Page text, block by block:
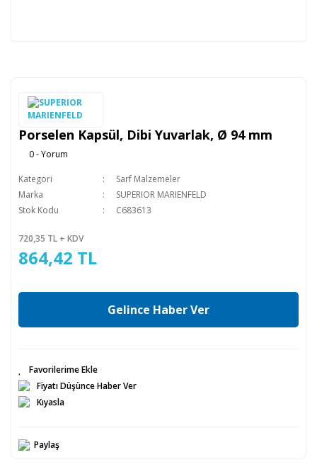
Porselen Kapsül, Dibi Yuvarlak, Ø 94 mm
0 - Yorum
Kategori
Sarf Malzemeler
Marka
SUPERIOR MARIENFELD
Stok Kodu
C683613
720,35 TL + KDV
864,42 TL
Gelince Haber Ver
Fiyatı Düşünce Haber Ver
Kıyasla
Paylaş